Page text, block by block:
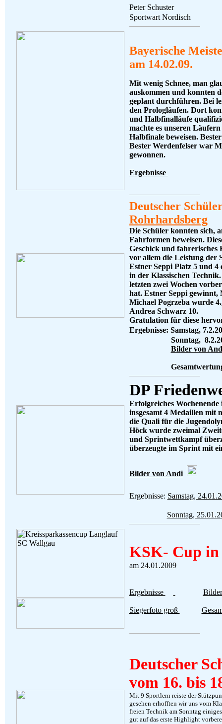
Peter Schuster
Sportwart
Bayerische
am 14.02.09.
Mit wenig Schnee, man
auskommen und konnten
geplant durchführen. Bei
den Prologläufen. Dort
und Halbfinalläufe
machte es unseren
Halbfinale beweisen.
Bester Werdenfelser war
gewonnen.
Ergebnisse
Deutscher
Rohrhardsberg
Die Schüler konnten sich,
Fahrformen beweisen.
Geschick und fahrerisches
vor allem die Leistung der
Estner Seppi Platz 5 und
in der Klassischen
letzten zwei Wochen
hat. Estner Seppi
Michael Pogrzeba wurde
Andrea Schwarz 10.
Gratulation für diese
Ergebnisse: Samstag,
Sonntag,
Bilder von
Gesamtwertung
DP
Erfolgreiches
insgesamt 4 Medaillen mit
die Quali für die
Höck wurde zweimal
und Sprintwettkampf
überzeugte im Sprint mit
Bilder von Andi
Ergebnisse: Samstag,
Sonntag,
KSK- Cup in
am 24.01.2009
Ergebnisse
Siegerfoto groß
Deutscher
vom 16. bis
Mit 9 Sportlern reiste der
gesehen erhofften wir uns vom
freien Technik am Sonntag
gut auf das erste Highlight